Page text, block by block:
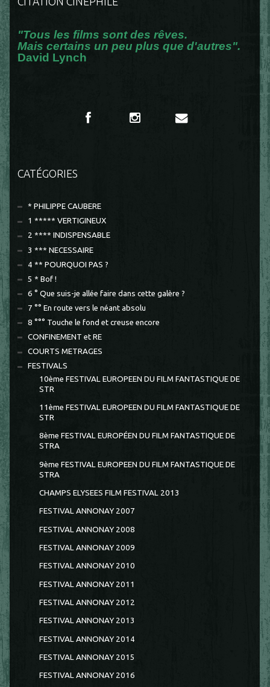
"Tous les films sont des rêves.
Mais certains un peu plus que d'autres".
David Lynch
CATÉGORIES
* PHILIPPE CAUBERE
1 ***** VERTIGINEUX
2 **** INDISPENSABLE
3 *** NECESSAIRE
4 ** POURQUOI PAS ?
5 * Bof !
6 ° Que suis-je allée faire dans cette galère ?
7 °° En route vers le néant absolu
8 °°° Touche le fond et creuse encore
CONFINEMENT et RE
COURTS METRAGES
FESTIVALS
10ème FESTIVAL EUROPEEN DU FILM FANTASTIQUE DE
STR
11ème FESTIVAL EUROPEEN DU FILM FANTASTIQUE DE
STR
8ème FESTIVAL EUROPÉEN DU FILM FANTASTIQUE DE
STRA
9ème FESTIVAL EUROPEEN DU FILM FANTASTIQUE DE
STRA
CHAMPS ELYSEES FILM FESTIVAL 2013
FESTIVAL ANNONAY 2007
FESTIVAL ANNONAY 2008
FESTIVAL ANNONAY 2009
FESTIVAL ANNONAY 2010
FESTIVAL ANNONAY 2011
FESTIVAL ANNONAY 2012
FESTIVAL ANNONAY 2013
FESTIVAL ANNONAY 2014
FESTIVAL ANNONAY 2015
FESTIVAL ANNONAY 2016